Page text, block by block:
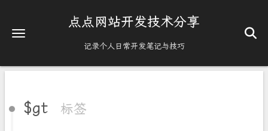
点点网站开发技术分享
记录个人日常开发笔记与技巧
$gt 标签